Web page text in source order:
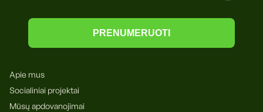
PRENUMERUOTI
Apie mus
Socialiniai projektai
Mūsų apdovanojimai